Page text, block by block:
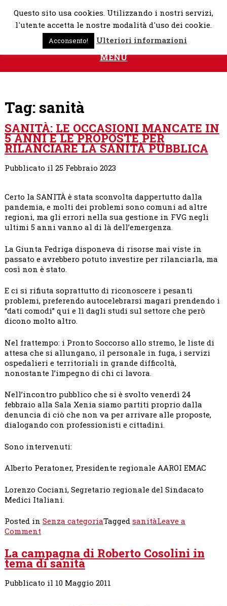
Skip
MENU
Tag: sanità
SANITÀ: LE OCCASIONI MANCATE IN
5 ANNI E LE PROPOSTE PER
RILANCIARE LA SANITÀ PUBBLICA
Pubblicato il 25 Febbraio 2023
Certo la SANITÀ è stata sconvolta dappertutto dalla
pandemia, e molti dei problemi sono comuni ad altre
regioni, ma gli errori nella sua gestione in FVG negli
ultimi 5 anni vanno al di là dell’emergenza.
La Giunta Fedriga disponeva di risorse mai viste in
passato e avrebbero potuto investire per rilanciarla, ma
così non è stato.
E ci si rifiuta soprattutto di riconoscere i pesanti
problemi, preferendo autocelebrarsi magari prendendo i
“dati comodi” qui e lì dagli studi sul settore che però
dicono molto altro.
Nel frattempo: i Pronto Soccorso allo stremo, le liste di
attesa che si allungano, il personale in fuga, i servizi
ospedalieri e territoriali in grande difficoltà,
nonostante l’impegno di chi ci lavora.
Nell’incontro pubblico che si è svolto venerdì 24
febbraio alla Sala Xenia siamo partiti proprio dalla
denuncia di ciò che non va per arrivare alle proposte,
dialogando con professionisti e cittadini.
Sono intervenuti:
Alberto Peratoner, Presidente regionale AAROI EMAC
Lorenzo Cociani, Segretario regionale del Sindacato
Medici Italiani.
Posted in Senza categoriaTagged sanitàLeave a
Commenton
LE
OCCASIONI
MANCATE
IN
La campagna di Roberto Cosolini in
tema di sanità
Pubblicato il 10 Maggio 2011
Questo sito usa cookies. Utilizzando i nostri servizi,
l'utente accetta le nostre modalità d'uso dei cookie.
Acconsento! Ulteriori informazioni